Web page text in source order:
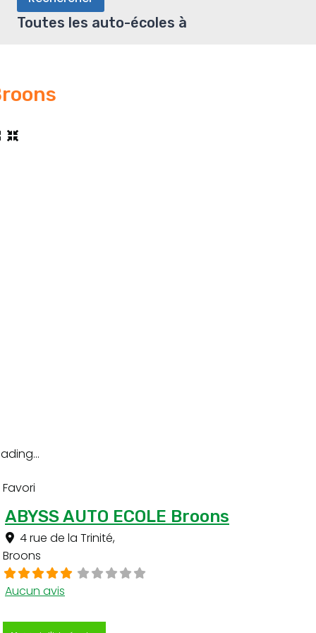
Toutes les auto-écoles à
Favori
ABYSS AUTO ECOLE Broons
4 rue de la Trinité,
Broons
Aucun avis